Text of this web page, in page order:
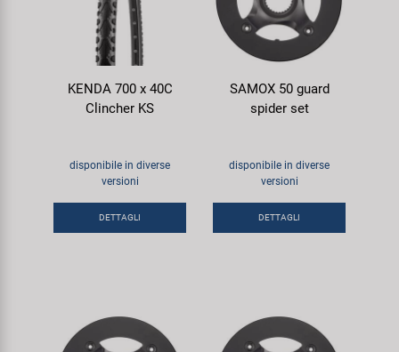
KENDA 700 x 40C
Clincher KS
disponibile in diverse
versioni
DETTAGLI
SAMOX 50 guard
spider set
disponibile in diverse
versioni
DETTAGLI